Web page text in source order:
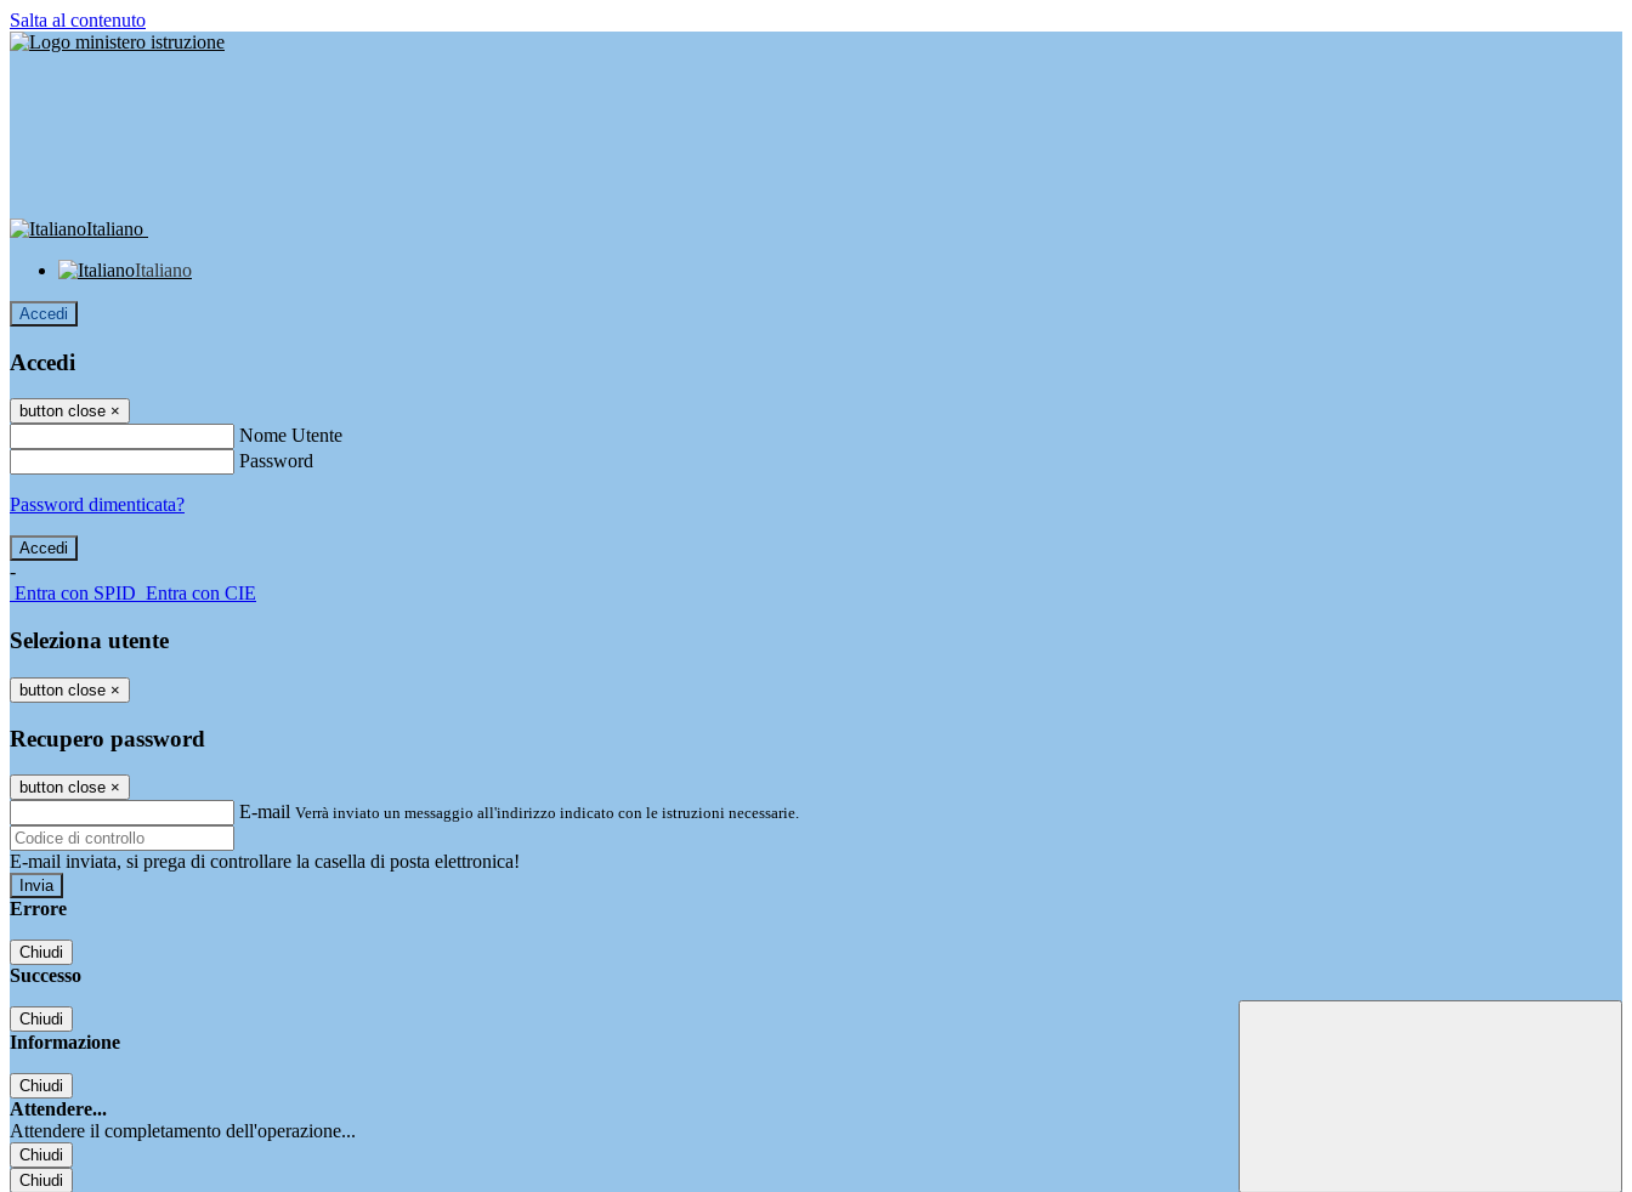
Salta al contenuto
Italiano
Italiano
Accedi
Accedi
button close ×
Nome Utente
Password
Password dimenticata?
-
Entra con SPID Entra con CIE
Seleziona utente
button close ×
Recupero password
button close ×
E-mail Verrà inviato un messaggio all'indirizzo indicato con le istruzioni necessarie.
E-mail inviata, si prega di controllare la casella di posta elettronica!
Errore
Chiudi
Successo
Chiudi
Informazione
Chiudi
Attendere...
Attendere il completamento dell'operazione...
Chiudi
Chiudi